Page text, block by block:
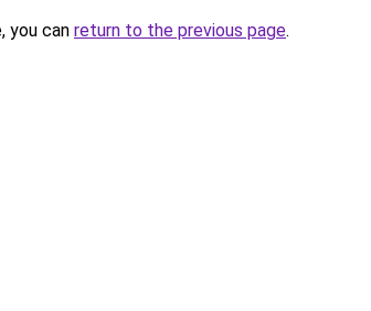
you can return to the previous page.